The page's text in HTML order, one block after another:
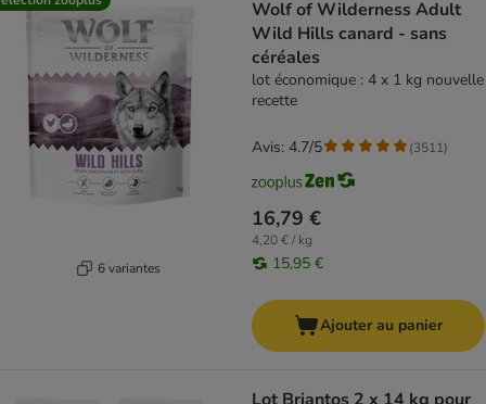
6 variantes
Wolf of Wilderness Adult
Wild Hills canard - sans
céréales
lot économique : 4 x 1 kg nouvelle
recette
16,79 €
4,20 € / kg
15,95 €
Avis: 4.7/5 (3511)
Ajouter au panier